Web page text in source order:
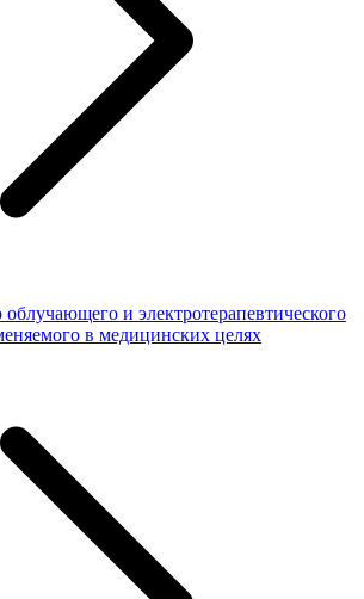
и электротерапевтического
в медицинских целях